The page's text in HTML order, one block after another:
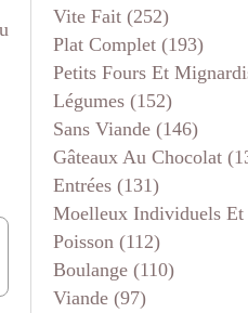
Vite Fait (252)
Plat Complet (193)
Petits Fours Et
Légumes (152)
Sans Viande (146)
Gâteaux Au Chocolat
Entrées (131)
Moelleux Individuels
Poisson (112)
Boulange (110)
Viande (97)